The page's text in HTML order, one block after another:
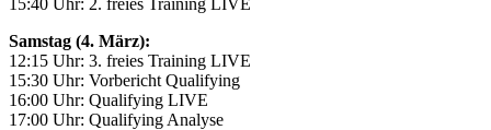
Samstag (4. März):
12:15 Uhr: 3. freies Training LIVE
15:30 Uhr: Vorbericht Qualifying
16:00 Uhr: Qualifying LIVE
17:00 Uhr: Qualifying Analyse